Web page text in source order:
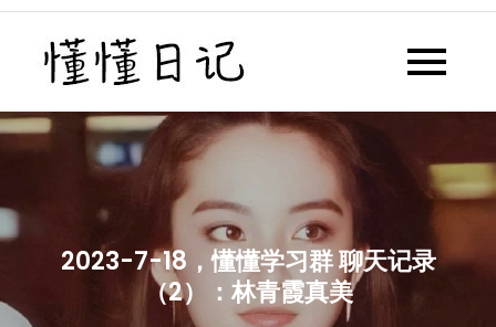
Skip
content
懂懂日记网每天同步更新懂懂学
2023-7-18，懂懂学习群 聊天记录
（2）：林青霞真美